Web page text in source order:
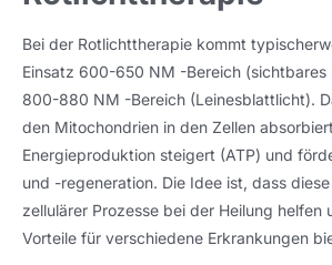
Bei der Rotlichttherapie kommt
Einsatz 600-650 NM -Bereich (sichtbares
800-880 NM -Bereich (Leinesblattlicht).
den Mitochondrien in den Zellen
Energieproduktion steigert (ATP) und
und -regeneration. Die Idee ist, dass
zellulärer Prozesse bei der Heilung helfen
Vorteile für verschiedene Erkrankungen